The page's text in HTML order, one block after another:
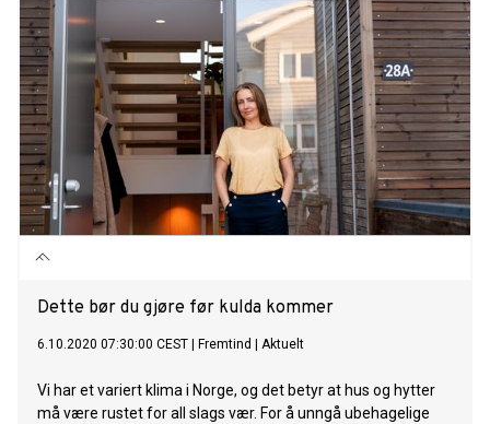
Dette bør du gjøre før kulda kommer
6.10.2020 07:30:00 CEST Fremtind Aktuelt
Vi har et variert klima i Norge, og det betyr at hus og hytter
må være rustet for all slags vær. For å unngå ubehagelige